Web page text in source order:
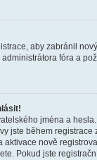
aby zabránil
fóra a
jména a
jste během
nově
Pokud jste